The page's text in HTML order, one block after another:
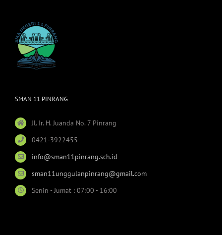
SMAN 11 PINRANG
Jl. Ir. H. Juanda No. 7 Pinrang
0421-3922455
info@sman11pinrang.sch.id
sman11unggulanpinrang@gmail.com
Senin - Jumat : 07:00 - 16:00